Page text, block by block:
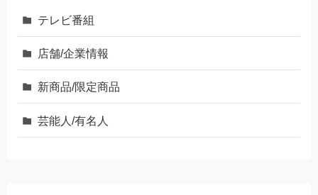
テレビ番組
店舗/企業情報
新商品/限定商品
芸能人/有名人